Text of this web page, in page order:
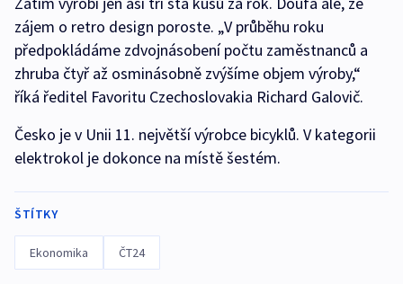
zájem o retro design poroste. „V průběhu roku
předpokládáme zdvojnásobení počtu zaměstnanců a
zhruba čtyř až osminásobně zvýšíme objem výroby,“
říká ředitel Favoritu Czechoslovakia Richard Galovič.
Česko je v Unii 11. největší výrobce bicyklů. V kategorii
elektrokol je dokonce na místě šestém.
ŠTÍTKY
Ekonomika ČT24